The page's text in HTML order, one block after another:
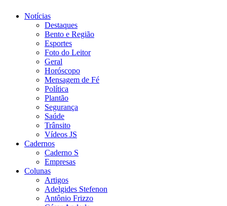
Notícias
Destaques
Bento e Região
Esportes
Foto do Leitor
Geral
Horóscopo
Mensagem de Fé
Política
Plantão
Segurança
Saúde
Trânsito
Vídeos JS
Cadernos
Caderno S
Empresas
Colunas
Artigos
Adelgides Stefenon
Antônio Frizzo